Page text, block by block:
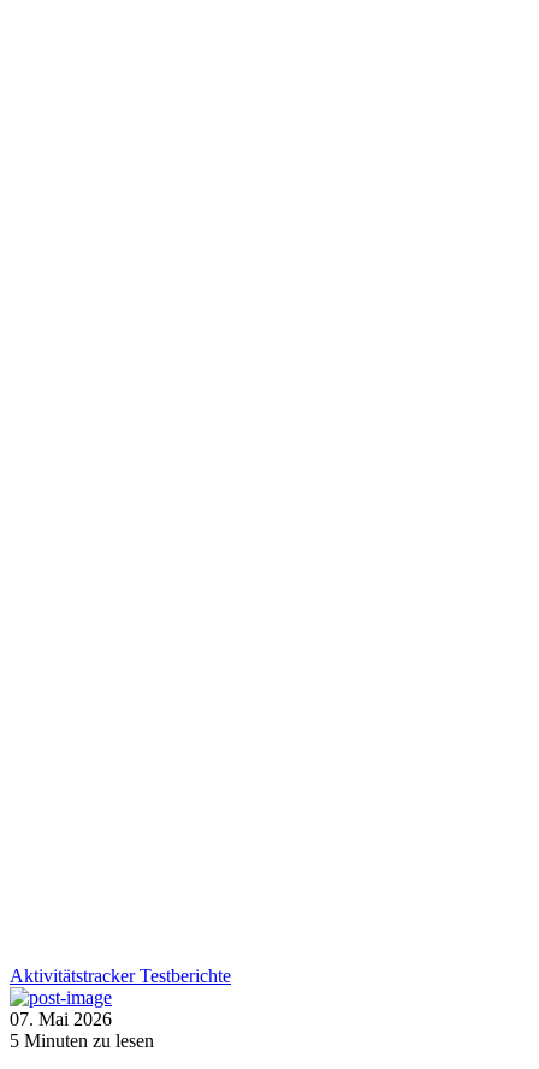
AktivitätstrackerTestberichte
07. Mai 2026
5 Minuten zu lesen